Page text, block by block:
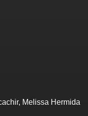
Melissa Hermida